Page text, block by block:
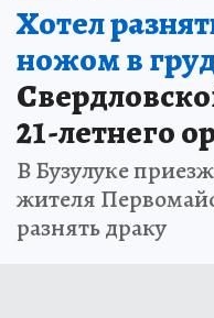
Хотел
ножом в
21-летнего
В Бузулуке
жителя
разнять драку